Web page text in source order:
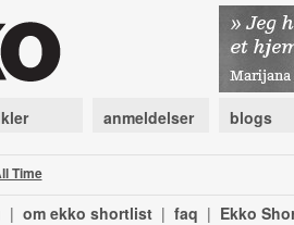
anmeldelser blogs
Time
| om ekko shortlist | faq | Ekko